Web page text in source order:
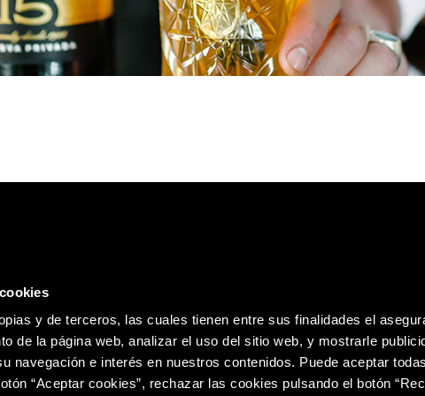
y de terceros, las cuales tienen entre sus finalidades el
de la página web, analizar el uso del sitio web, y mostrarle
navegación e interés en nuestros contenidos. Puede aceptar
“Aceptar cookies”, rechazar las cookies pulsando el botón